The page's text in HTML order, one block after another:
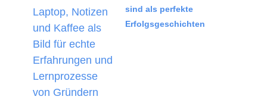
sind als perfekte
Erfolgsgeschichten